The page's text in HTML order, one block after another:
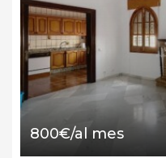
800€/al mes